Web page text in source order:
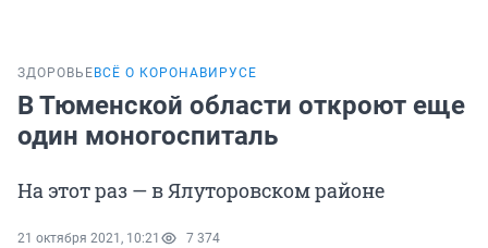
ЗДОРОВЬЕ ВСЁ О КОРОНАВИРУСЕ
В Тюменской области откроют еще
один моногоспиталь
На этот раз — в Ялуторовском районе
21 октября 2021, 10:21 7 374